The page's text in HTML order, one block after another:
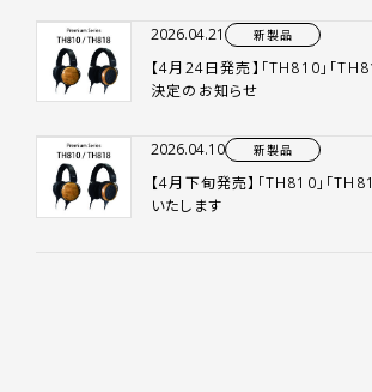
2026.04.21 新製品
【4月24日発売】「TH810」「
決定のお知らせ
2026.04.10 新製品
【4月下旬発売】「TH810」「
いたします